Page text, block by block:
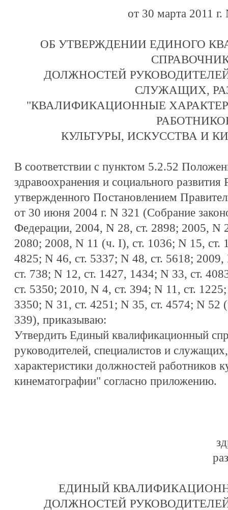
от 30 марта 2011 г.
ОБ УТВЕРЖДЕНИИ ЕДИНОГО
ДОЛЖНОСТЕЙ
СЛУЖАЩИХ,
"КВАЛИФИКАЦИОННЫЕ
КУЛЬТУРЫ, ИСКУССТВА И
В соответствии с пунктом 5.2.52
здравоохранения и социального
утвержденного Постановлением
от 30 июня 2004 г. N 321 (Собрание
Федерации, 2004, N 28, ст. 2898; 2005, N
2080; 2008, N 11 (ч. I), ст. 1036; N 15, ст.
4825; N 46, ст. 5337; N 48, ст. 5618;
ст. 738; N 12, ст. 1427, 1434; N 33, ст.
ст. 5350; 2010, N 4, ст. 394; N 11, ст.
3350; N 31, ст. 4251; N 35, ст. 4574; N 52
339), приказываю:
Утвердить Единый квалификационный
руководителей, специалистов и
характеристики должностей работников
кинематографии" согласно приложению.
ЕДИНЫЙ
ДОЛЖНОСТЕЙ